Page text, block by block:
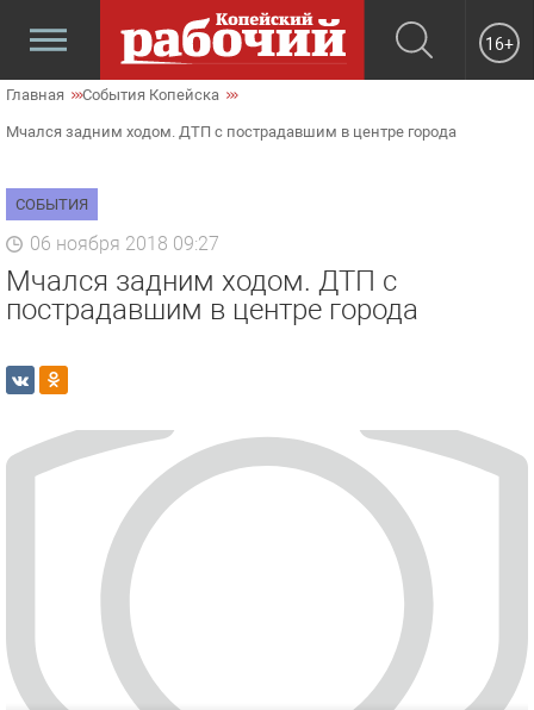
16+
Главная События Копейска
Мчался задним ходом. ДТП с пострадавшим в центре города
СОБЫТИЯ
06 ноября 2018 09:27
Мчался задним ходом. ДТП с
пострадавшим в центре города